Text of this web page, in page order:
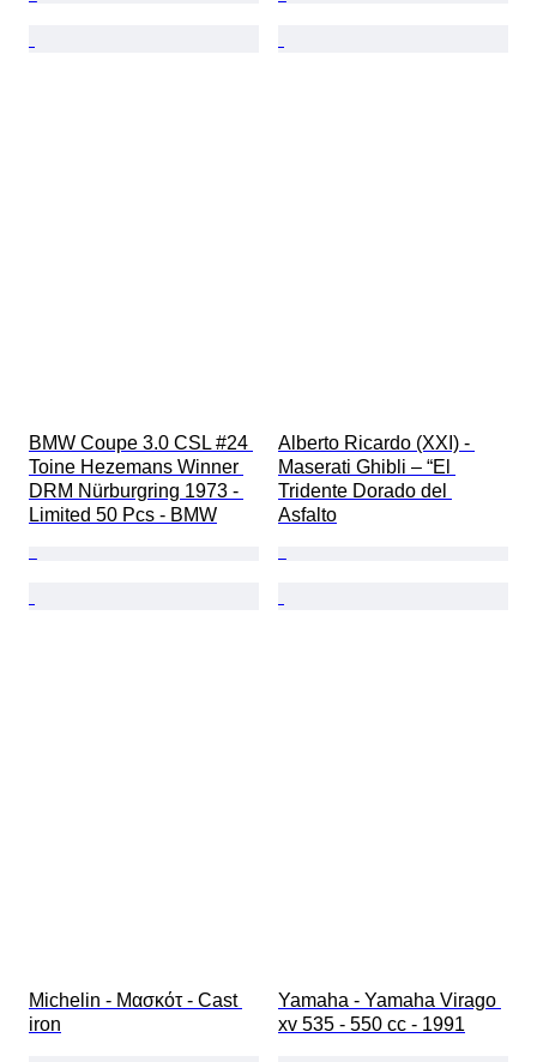
BMW Coupe 3.0 CSL #24
Toine Hezemans Winner
DRM Nürburgring 1973 -
Limited 50 Pcs - BMW
Alberto Ricardo (XXI) -
Maserati Ghibli – “El
Tridente Dorado del
Asfalto
Michelin - Μασκότ - Cast
iron
Yamaha - Yamaha Virago
xv 535 - 550 cc - 1991